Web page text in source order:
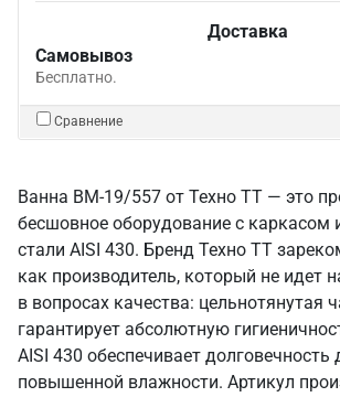
Доставка
Самовывоз
Бесплатно.
Сравнение
Ванна ВМ-19/557 от Техно ТТ — это
бесшовное оборудование с
стали AISI 430. Бренд Техно ТТ
как производитель, который не идет
в вопросах качества: цельнотянутая
гарантирует абсолютную
AISI 430 обеспечивает долговечность
повышенной влажности. Артикул